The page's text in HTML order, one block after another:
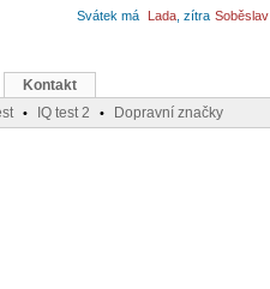
Svátek má Lada , zítra Soběslav
Kontakt
• IQ test 2 • Dopravní značky